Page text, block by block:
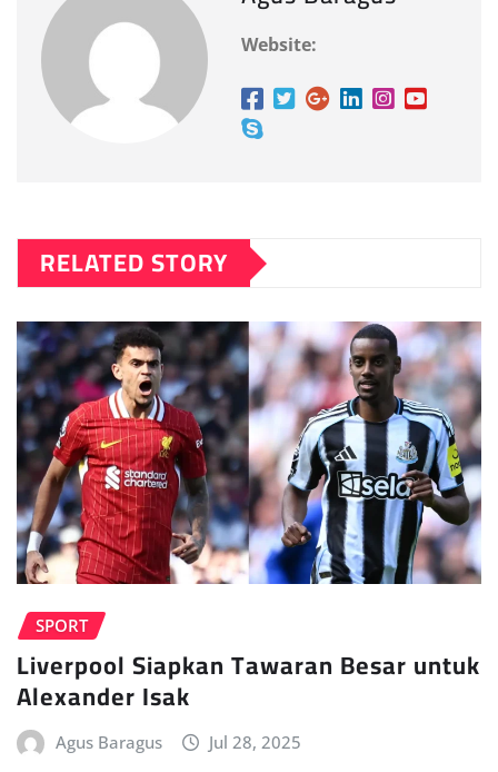
Website:
RELATED STORY
SPORT
Liverpool Siapkan Tawaran Besar untuk
Alexander Isak
Agus Baragus Jul 28, 2025